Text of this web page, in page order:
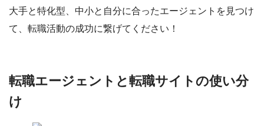
大手と特化型、中小と自分に合ったエージェントを見つけ
て、転職活動の成功に繋げてください！
転職エージェントと転職サイトの使い分
け